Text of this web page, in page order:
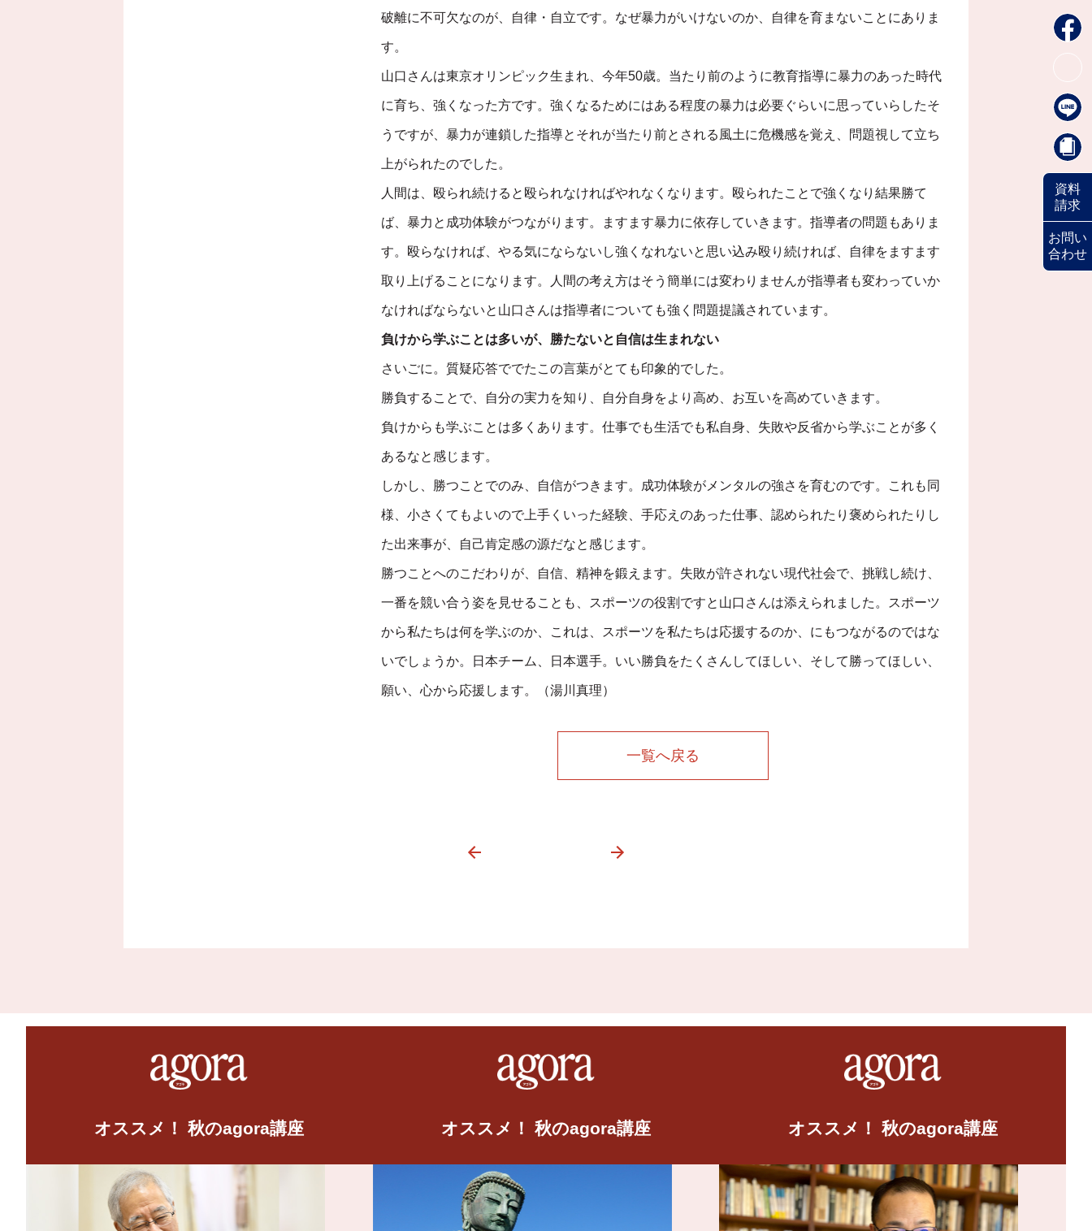
破離に不可欠なのが、自律・自立です。なぜ暴力がいけないのか、自律を育まないことにありま
す。
山口さんは東京オリンピック生まれ、今年50歳。当たり前のように教育指導に暴力のあった時代
に育ち、強くなった方です。強くなるためにはある程度の暴力は必要ぐらいに思っていらしたそ
うですが、暴力が連鎖した指導とそれが当たり前とされる風土に危機感を覚え、問題視して立ち
上がられたのでした。
人間は、殴られ続けると殴られなければやれなくなります。殴られたことで強くなり結果勝て
ば、暴力と成功体験がつながります。ますます暴力に依存していきます。指導者の問題もありま
す。殴らなければ、やる気にならないし強くなれないと思い込み殴り続ければ、自律をますます
取り上げることになります。人間の考え方はそう簡単には変わりませんが指導者も変わっていか
なければならないと山口さんは指導者についても強く問題提議されています。
負けから学ぶことは多いが、勝たないと自信は生まれない
さいごに。質疑応答ででたこの言葉がとても印象的でした。
勝負することで、自分の実力を知り、自分自身をより高め、お互いを高めていきます。
負けからも学ぶことは多くあります。仕事でも生活でも私自身、失敗や反省から学ぶことが多く
あるなと感じます。
しかし、勝つことでのみ、自信がつきます。成功体験がメンタルの強さを育むのです。これも同
様、小さくてもよいので上手くいった経験、手応えのあった仕事、認められたり褒められたりし
た出来事が、自己肯定感の源だなと感じます。
勝つことへのこだわりが、自信、精神を鍛えます。失敗が許されない現代社会で、挑戦し続け、
一番を競い合う姿を見せることも、スポーツの役割ですと山口さんは添えられました。スポーツ
から私たちは何を学ぶのか、これは、スポーツを私たちは応援するのか、にもつながるのではな
いでしょうか。日本チーム、日本選手。いい勝負をたくさんしてほしい、そして勝ってほしい、
願い、心から応援します。（湯川真理）
一覧へ戻る
オススメ！ 秋のagora講座 オススメ！ 秋のagora講座 オススメ！ 秋のagora講座
資料
請求
お問い
合わせ